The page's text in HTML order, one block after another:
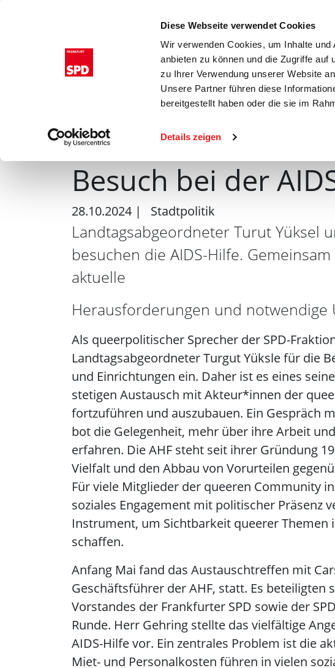
Diese Webseite verwendet Cookies
Wir verwenden Cookies, um Inhalte
anbieten zu können und die Zugriffe
zu Ihrer Verwendung unserer Website
Unsere Partner führen diese
bereitgestellt haben oder die sie im
Details zeigen
Kommunalwahl 2026
Besuch bei der
28.10.2024 | Stadtpolitik
Landtagsabgeordneter Turut Yüksel
besuchen die AIDS-Hilfe.
aktuelle
Herausforderungen und notwendige
Als queerpolitischer Sprecher der SPD-
Landtagsabgeordneter Turgut Yüksle für die
und Einrichtungen ein. Daher ist es eines
stetigen Austausch mit Akteur*innen der
fortzuführen und auszubauen. Ein Gespräch
bot die Gelegenheit, mehr über ihre Arbeit
erfahren. Die AHF steht seit ihrer Gründung
Vielfalt und den Abbau von Vorurteilen
Für viele Mitglieder der queeren Community
soziales Engagement mit politischer Präsenz
Instrument, um Sichtbarkeit queerer
schaffen.
Anfang Mai fand das Austauschtreffen mit
Geschäftsführer der AHF, statt. Es
Vorstandes der Frankfurter SPD sowie der
Runde. Herr Gehring stellte das vielfältige
AIDS-Hilfe vor. Ein zentrales Problem ist die
Miet- und Personalkosten führen in vielen